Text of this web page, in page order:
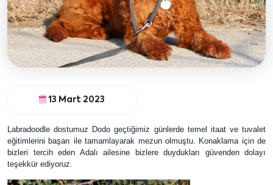
13 Mart 2023
Labradoodle dostumuz Dodo geçtiğimiz günlerde temel itaat ve tuvalet
eğitimlerini başarı ile tamamlayarak mezun olmuştu. Konaklama için de
bizleri tercih eden Adalı ailesine bizlere duydukları güvenden dolayı
teşekkür ediyoruz.